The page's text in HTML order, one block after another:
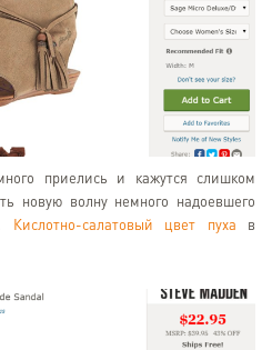
приелись и кажутся слишком
новую волну немного надоевшего
Кислотно-салатовый цвет пуха в